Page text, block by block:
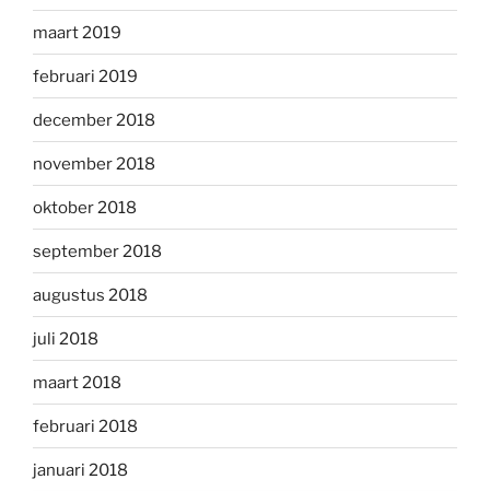
maart 2019
februari 2019
december 2018
november 2018
oktober 2018
september 2018
augustus 2018
juli 2018
maart 2018
februari 2018
januari 2018